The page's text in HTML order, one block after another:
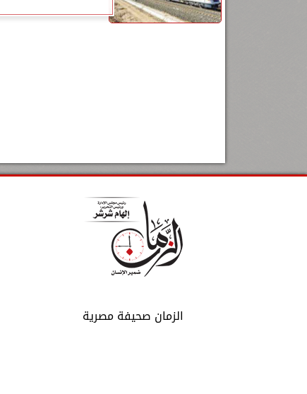
الزمان صحيفة مصرية